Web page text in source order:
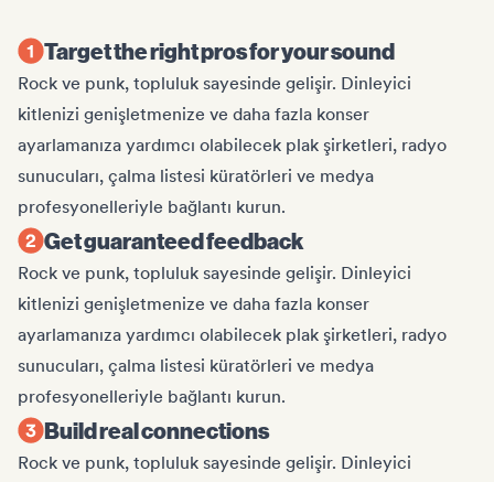
Target the right pros for your sound
Rock ve punk, topluluk sayesinde gelişir. Dinleyici
kitlenizi genişletmenize ve daha fazla konser
ayarlamanıza yardımcı olabilecek plak şirketleri, radyo
sunucuları, çalma listesi küratörleri ve medya
profesyonelleriyle bağlantı kurun.
Get guaranteed feedback
Rock ve punk, topluluk sayesinde gelişir. Dinleyici
kitlenizi genişletmenize ve daha fazla konser
ayarlamanıza yardımcı olabilecek plak şirketleri, radyo
sunucuları, çalma listesi küratörleri ve medya
profesyonelleriyle bağlantı kurun.
Build real connections
Rock ve punk, topluluk sayesinde gelişir. Dinleyici